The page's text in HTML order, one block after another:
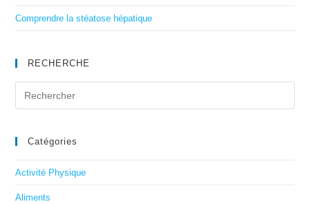
Comprendre la stéatose hépatique
RECHERCHE
Catégories
Activité Physique
Aliments